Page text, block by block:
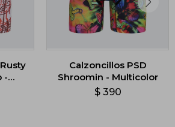
-
Calzoncillos PSD
Shroomin - Multicolor
$ 390